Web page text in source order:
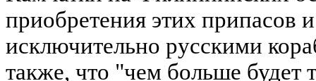
приобретения этих припасов
исключительно русскими
также, что "чем больше будет